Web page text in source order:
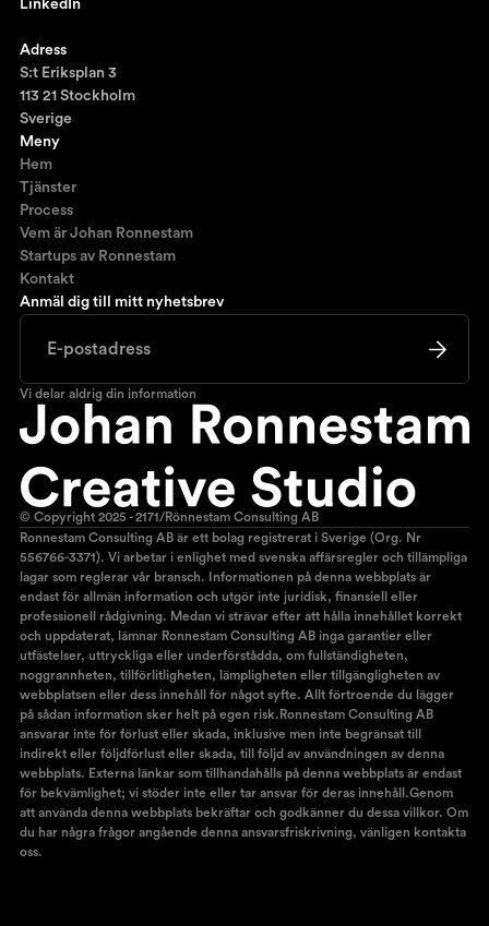
Anmäl dig till mitt nyhetsbrev
Vi delar aldrig din information
LinkedIn
Adress
S:t Eriksplan 3
113 21 Stockholm
Sverige
Meny
Hem
Tjänster
Process
Vem är Johan Ronnestam
Startups av Ronnestam
Kontakt
© Copyright 2025 - 2171/Rönnestam Consulting AB
Ronnestam Consulting AB är ett bolag registrerat i Sverige (Org. Nr
556766-3371). Vi arbetar i enlighet med svenska affärsregler och tillämpliga
lagar som reglerar vår bransch. Informationen på denna webbplats är
endast för allmän information och utgör inte juridisk, finansiell eller
professionell rådgivning. Medan vi strävar efter att hålla innehållet korrekt
och uppdaterat, lämnar Ronnestam Consulting AB inga garantier eller
utfästelser, uttryckliga eller underförstådda, om fullständigheten,
noggrannheten, tillförlitligheten, lämpligheten eller tillgängligheten av
webbplatsen eller dess innehåll för något syfte. Allt förtroende du lägger
på sådan information sker helt på egen risk.Ronnestam Consulting AB
ansvarar inte för förlust eller skada, inklusive men inte begränsat till
indirekt eller följdförlust eller skada, till följd av användningen av denna
webbplats. Externa länkar som tillhandahålls på denna webbplats är endast
för bekvämlighet; vi stöder inte eller tar ansvar för deras innehåll.Genom
att använda denna webbplats bekräftar och godkänner du dessa villkor. Om
du har några frågor angående denna ansvarsfriskrivning, vänligen kontakta
oss.